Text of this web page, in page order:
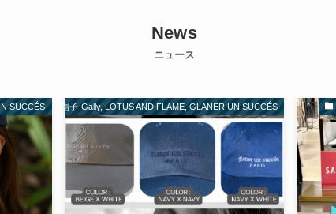
News
ニュース
SUCCÉSCAP,帽子-Gally, LOTUS AND FLAME, GLANER UN SUCCÉS